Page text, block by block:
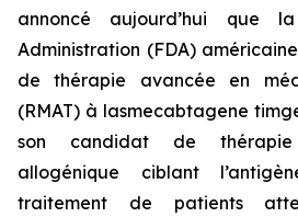
annoncé aujourd’hui que
Administration (FDA)
de thérapie avancée en
(RMAT) à lasmecabtagene
son candidat de thérapie
allogénique ciblant
traitement de patients